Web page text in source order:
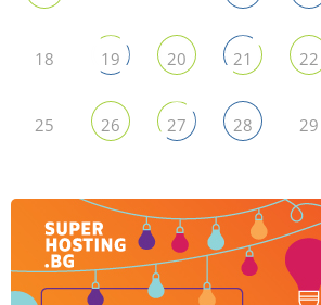
18 19 20 21 22
25 26 27 28 29